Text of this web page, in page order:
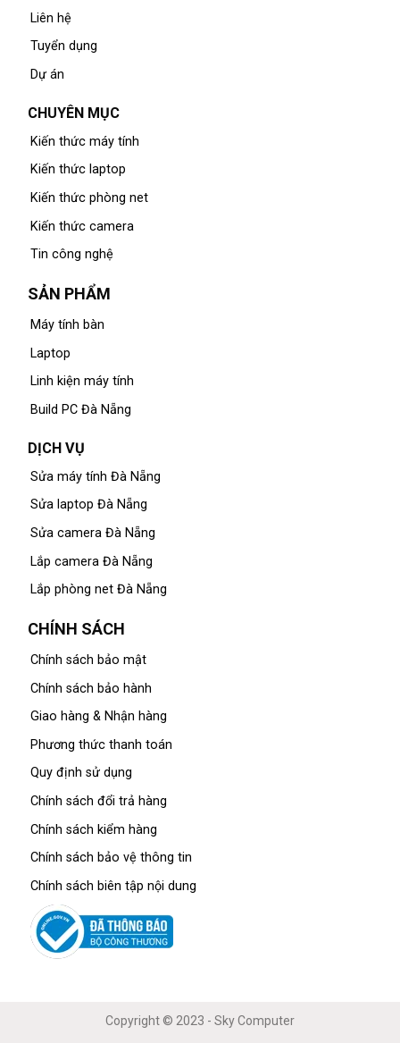
Liên hệ
Tuyển dụng
Dự án
CHUYÊN MỤC
Kiến thức máy tính
Kiến thức laptop
Kiến thức phòng net
Kiến thức camera
Tin công nghệ
SẢN PHẨM
Máy tính bàn
Laptop
Linh kiện máy tính
Build PC Đà Nẵng
DỊCH VỤ
Sửa máy tính Đà Nẵng
Sửa laptop Đà Nẵng
Sửa camera Đà Nẵng
Lắp camera Đà Nẵng
Lắp phòng net Đà Nẵng
CHÍNH SÁCH
Chính sách bảo mật
Chính sách bảo hành
Giao hàng & Nhận hàng
Phương thức thanh toán
Quy định sử dụng
Chính sách đổi trả hàng
Chính sách kiểm hàng
Chính sách bảo vệ thông tin
Chính sách biên tập nội dung
Copyright © 2023 - Sky Computer